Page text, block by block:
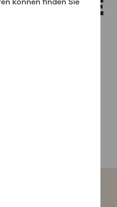
entsprechen dem Trend
optisches Highlight in